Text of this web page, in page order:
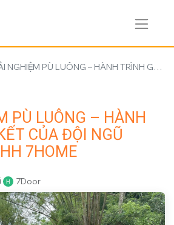
PÙ LUÔNG – HÀNH TRÌNH GẮN KẾT CỦA ĐỘI NGŨ CÔNG TY TNHH 7HOME
PÙ LUÔNG – HÀNH
CỦA ĐỘI NGŨ
7HOME
7Door